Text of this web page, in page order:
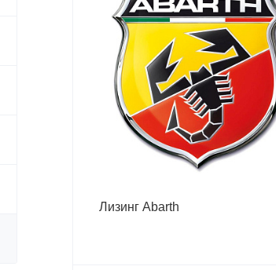
Лизинг Abarth